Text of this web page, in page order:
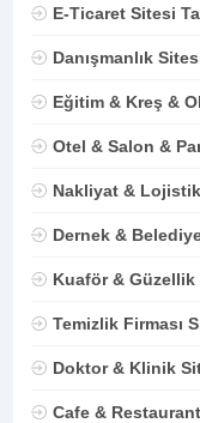
E-Ticaret Sitesi
Danışmanlık
Eğitim & Kreş &
Otel & Salon &
Nakliyat &
Dernek &
Kuaför &
Temizlik Firması
Doktor & Klinik
Cafe &